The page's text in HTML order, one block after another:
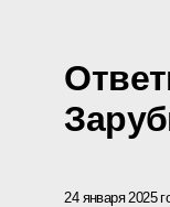
24 января 2025